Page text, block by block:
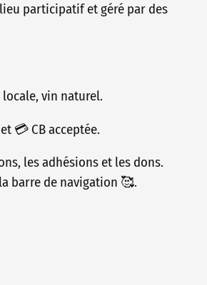
participatif et géré par des
vin naturel.
💳 CB acceptée.
les adhésions et les dons.
barre de navigation 🥰.